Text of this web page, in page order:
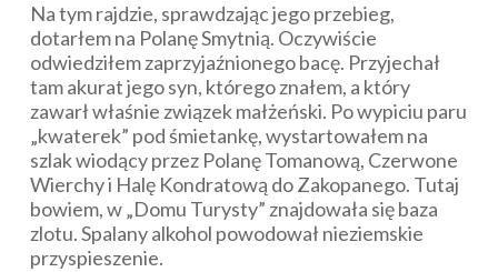
Na tym rajdzie, sprawdzając jego przebieg,
dotarłem na Polanę Smytnią. Oczywiście
odwiedziłem zaprzyjaźnionego bacę. Przyjechał
tam akurat jego syn, którego znałem, a który
zawarł właśnie związek małżeński. Po wypiciu paru
„kwaterek” pod śmietankę, wystartowałem na
szlak wiodący przez Polanę Tomanową, Czerwone
Wierchy i Halę Kondratową do Zakopanego. Tutaj
bowiem, w „Domu Turysty” znajdowała się baza
zlotu. Spalany alkohol powodował nieziemskie
przyspieszenie.